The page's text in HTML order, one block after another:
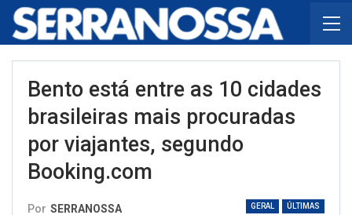
Bento está entre as 10 cidades
brasileiras mais procuradas
por viajantes, segundo
Booking.com
GERAL ÚLTIMAS
Por SERRANOSSA